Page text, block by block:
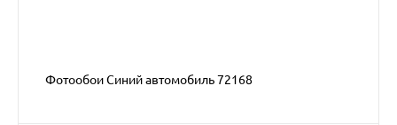
Фотообои Синий автомобиль 72168